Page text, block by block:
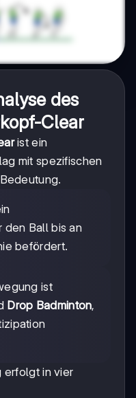
des
Clear
ist ein
mit spezifischen
den Ball bis an
befördert.
ist
Drop Badminton,
erfolgt in vier